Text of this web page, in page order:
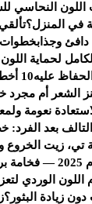
اللون النحاسي
في المنزل؟
وجذابخطوات
لحماية اللون
عليه
10
الشعر أم مجرد
نعومة
بعد الفرد:
تي، زيت الخروع
الوردي
زيادة البثور؟